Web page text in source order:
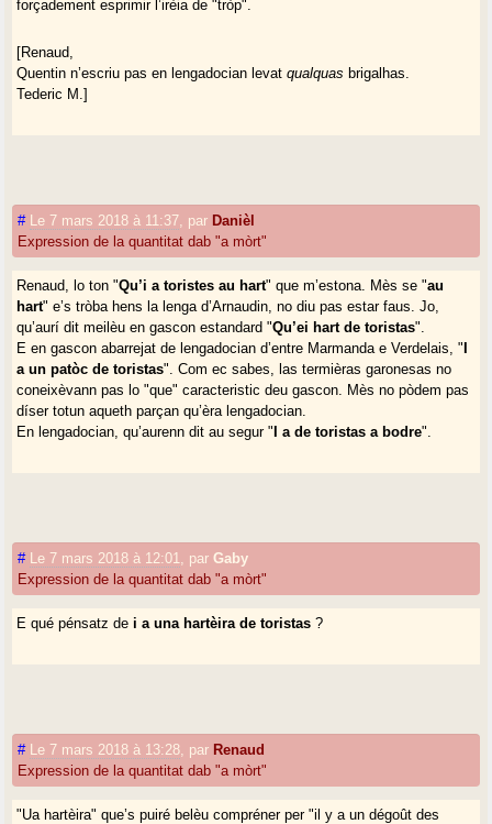
forçadement esprimir l’irèia de "tròp".
[Renaud,
Quentin n’escriu pas en lengadocian levatqualquas brigalhas.
Tederic M.]
# Le 7 mars 2018 à 11:37 par Danièl
Expression de la quantitat dab "a mòrt"
Renaud, lo ton "Qu’i a toristes au hart" que m’estona. Mès se "au
hart" e’s tròba hens la lenga d’Arnaudin, no diu pas estar faus. Jo,
qu’aurí dit meilèu en gascon estandard "Qu’ei hart de toristas".
E en gascon abarrejat de lengadocian d’entre Marmanda e Verdelais, "
a un patòc de toristas". Com ec sabes, las termièras garonesas no
coneixèvann pas lo "que" caracteristic deu gascon. Mès no pòdem pas
díser totun aqueth parçan qu’èra lengadocian.
En lengadocian, qu’aurenn dit au segur " I a de toristas a bodre".
# Le 7 mars 2018 à 12:01 parGaby
Expression de la quantitat dab "a mòrt"
E qué pénsatz dei a una hartèira de toristas ?
# Le 7 mars 2018 à 13:28 par Renaud
Expression de la quantitat dab "a mòrt"
"Ua hartèira" que’s puiré belèu compréner per "il y a un dégoût des